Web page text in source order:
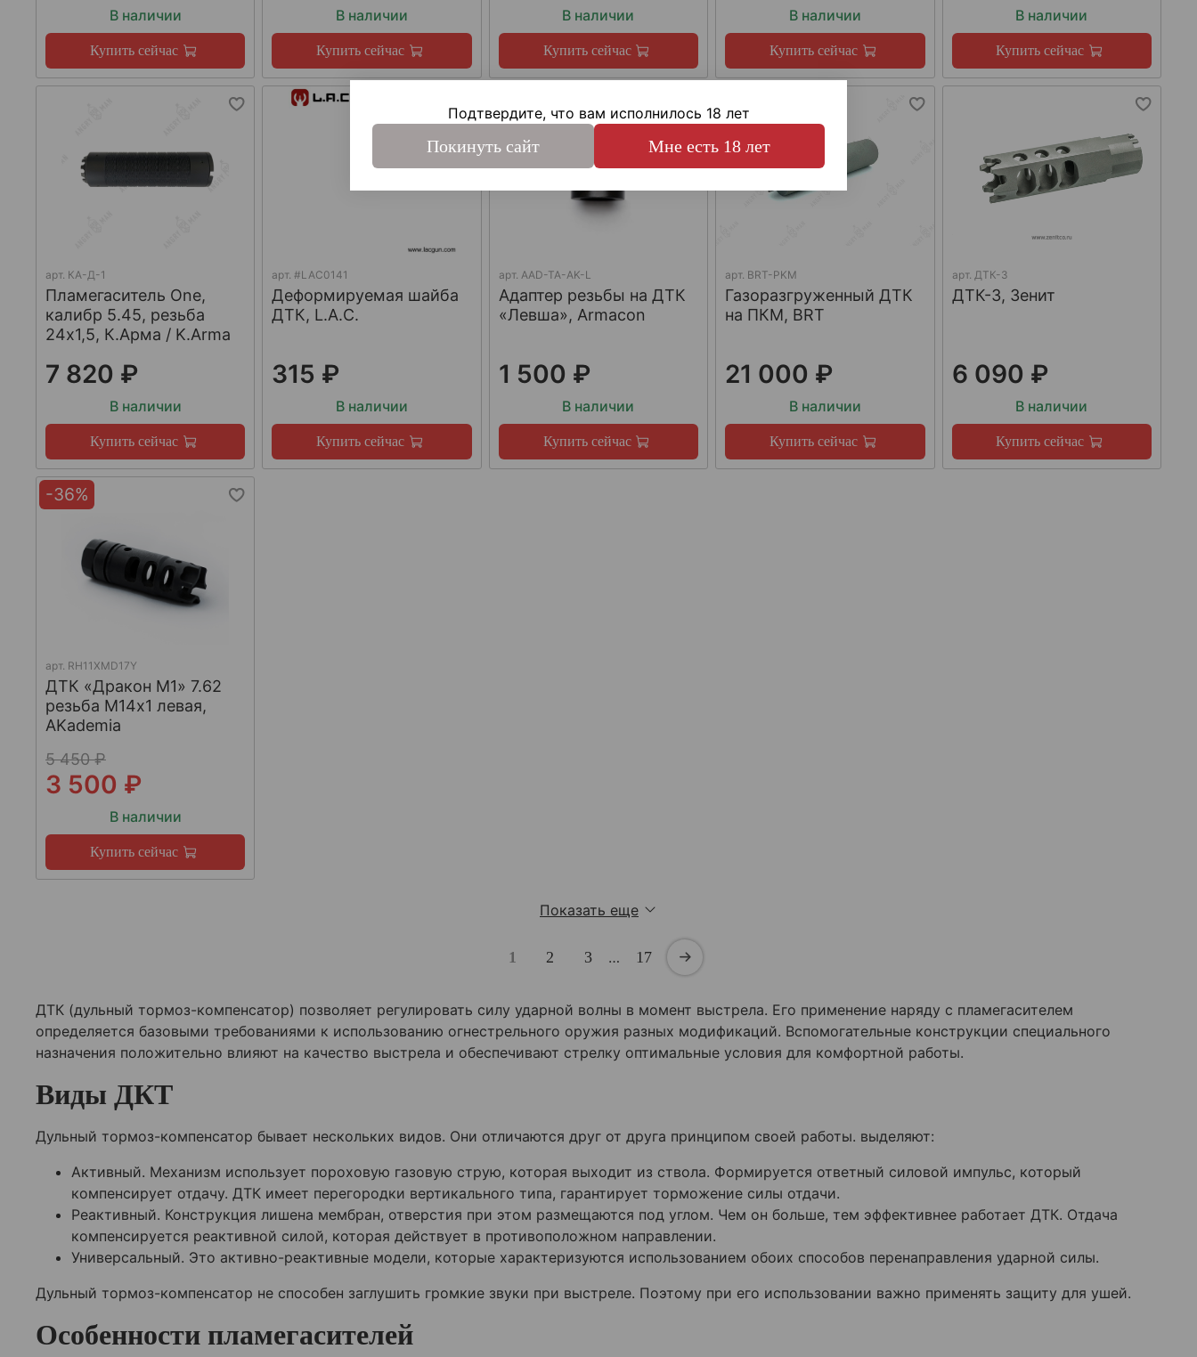
В наличии
Купить сейчас
В наличии
Купить сейчас
В наличии
Купить сейчас
В наличии
Купить сейчас
В наличии
Купить сейчас
арт. КА-Д-1
Пламегаситель One,
калибр 5.45, резьба
24х1,5, К.Арма / K.Arma
7 820 ₽
В наличии
Купить сейчас
арт.#LAC0141
Деформируемая шайба
ДТК, L.A.C.
315 ₽
В наличии
Купить сейчас
арт. AAD-TA-AK-L
Адаптер резьбы на ДТК
«Левша», Armacon
1 500 ₽
В наличии
Купить сейчас
арт. BRT-PKM
Газоразгруженный ДТК
на ПКМ, BRT
21 000 ₽
В наличии
Купить сейчас
арт. ДТК-3
ДТК-3, Зенит
6 090 ₽
В наличии
Купить сейчас
-36%
арт. RH11XMD17Y
ДТК «Дракон М1» 7.62
резьба М14х1 левая,
AKademia
5 450 ₽
3 500 ₽
В наличии
Купить сейчас
Показать еще
1 2 3 … 17
ДТК (дульный тормоз-компенсатор) позволяет регулировать силу ударной волны в момент выстрела. Его применение наряду с пламегасителем
определяется базовыми требованиями к использованию огнестрельного оружия разных модификаций. Вспомогательные конструкции специального
назначения положительно влияют на качество выстрела и обеспечивают стрелку оптимальные условия для комфортной работы.
Виды ДКТ
Дульный тормоз-компенсатор бывает нескольких видов. Они отличаются друг от друга принципом своей работы. выделяют:
Активный. Механизм использует пороховую газовую струю, которая выходит из ствола. Формируется ответный силовой импульс, который
компенсирует отдачу. ДТК имеет перегородки вертикального типа, гарантирует торможение силы отдачи.
Реактивный. Конструкция лишена мембран, отверстия при этом размещаются под углом. Чем он больше, тем эффективнее работает ДТК. Отдача
компенсируется реактивной силой, которая действует в противоположном направлении.
Универсальный. Это активно-реактивные модели, которые характеризуются использованием обоих способов перенаправления ударной силы.
Дульный тормоз-компенсатор не способен заглушить громкие звуки при выстреле. Поэтому при его использовании важно применять защиту для ушей.
Особенности пламегасителей
Подтвердите, что вам исполнилось 18 лет
Покинуть сайт Мне есть 18 лет